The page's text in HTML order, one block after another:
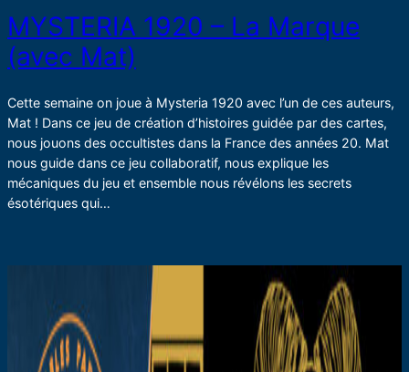
MYSTERIA 1920 – La Marque
(avec Mat)
Cette semaine on joue à Mysteria 1920 avec l’un de ces auteurs,
Mat ! Dans ce jeu de création d’histoires guidée par des cartes,
nous jouons des occultistes dans la France des années 20. Mat
nous guide dans ce jeu collaboratif, nous explique les
mécaniques du jeu et ensemble nous révélons les secrets
ésotériques qui…